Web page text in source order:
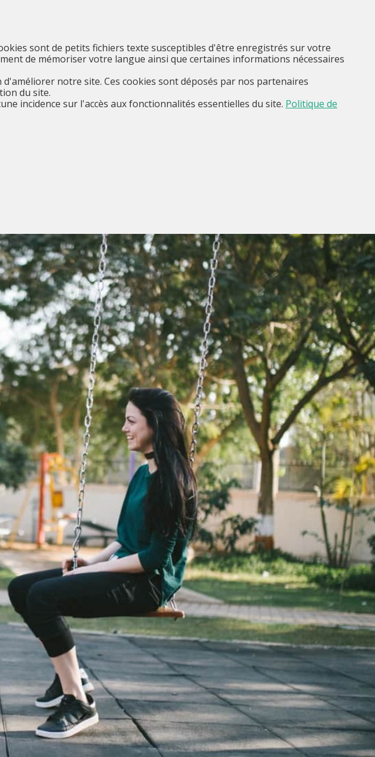
sont de petits fichiers texte susceptibles d'être enregistrés sur votre
de mémoriser votre langue ainsi que certaines informations nécessaires
notre site. Ces cookies sont déposés par nos partenaires
du site.
incidence sur l'accès aux fonctionnalités essentielles du site. Politique de